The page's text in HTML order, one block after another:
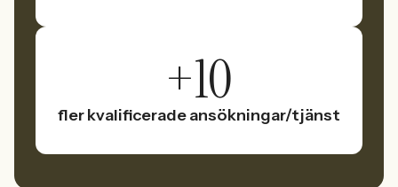
+10
fler kvalificerade ansökningar/tjänst